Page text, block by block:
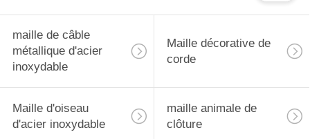
maille de câble
métallique d'acier
inoxydable
Maille décorative de
corde
Maille d'oiseau
d'acier inoxydable
maille animale de
clôture